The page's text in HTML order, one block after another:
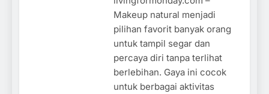
Makeup natural menjadi
pilihan favorit banyak orang
untuk tampil segar dan
percaya diri tanpa terlihat
berlebihan. Gaya ini cocok
untuk berbagai aktivitas